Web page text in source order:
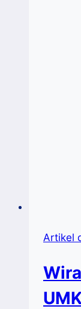
Artikel